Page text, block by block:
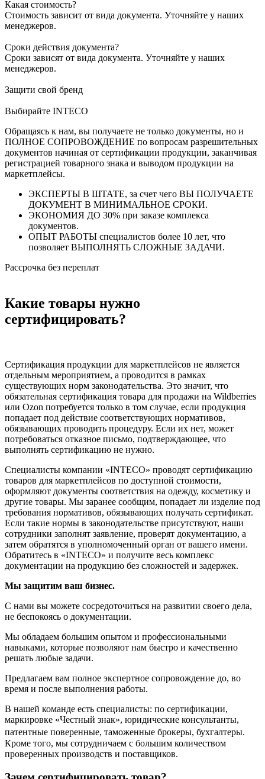
Какая стоимость?
Стоимость зависит от вида документа. Уточняйте у наших
менеджеров.
Сроки действия документа?
Сроки зависят от вида документа. Уточняйте у наших
менеджеров.
Защити свой бренд
Выбирайте INTECO
Обращаясь к нам, вы получаете не только документы, но и
ПОЛНОЕ СОПРОВОЖДЕНИЕ по вопросам разрешительных
документов начиная от сертификации продукции, заканчивая
регистрацией товарного знака и выводом продукции на
маркетплейсы.
ЭКСПЕРТЫ В ШТАТЕ, за счет чего ВЫ ПОЛУЧАЕТЕ
ДОКУМЕНТ В МИНИМАЛЬНОЕ СРОКИ.
ЭКОНОМИЯ ДО 30% при заказе комплекса
документов.
ОПЫТ РАБОТЫ специалистов более 10 лет, что
позволяет ВЫПОЛНЯТЬ СЛОЖНЫЕ ЗАДАЧИ.
Рассрочка без переплат
Какие товары нужно
сертифицировать?
Сертификация продукции для маркетплейсов не является
отдельным мероприятием, а проводится в рамках
существующих норм законодательства. Это значит, что
обязательная сертификация товара для продажи на Wildberries
или Ozon потребуется только в том случае, если продукция
попадает под действие соответствующих нормативов,
обязывающих проводить процедуру. Если их нет, может
потребоваться отказное письмо, подтверждающее, что
выполнять сертификацию не нужно.
Специалисты компании «INTECO» проводят сертификацию
товаров для маркетплейсов по доступной стоимости,
оформляют документы соответствия на одежду, косметику и
другие товары. Мы заранее сообщим, попадает ли изделие под
требования нормативов, обязывающих получать сертификат.
Если такие нормы в законодательстве присутствуют, наши
сотрудники заполнят заявление, проверят документацию, а
затем обратятся в уполномоченный орган от вашего имени.
Обратитесь в «INTECO» и получите весь комплекс
документации на продукцию без сложностей и задержек.
Мы защитим ваш бизнес.
С нами вы можете сосредоточиться на развитии своего дела,
не беспокоясь о документации.
Мы обладаем большим опытом и профессиональными
навыками, которые позволяют нам быстро и качественно
решать любые задачи.
Предлагаем вам полное экспертное сопровождение до, во
время и после выполнения работы.
В нашей команде есть специалисты: по сертификации,
маркировке «Честный знак», юридические консультанты,
патентные поверенные, таможенные брокеры, бухгалтеры.
Кроме того, мы сотрудничаем с большим количеством
проверенных производств и поставщиков.